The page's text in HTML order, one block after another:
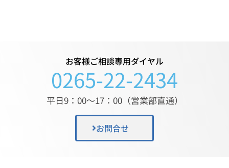
お客様ご相談専用ダイヤル
0265-22-2434
平日9：00〜17：00（営業部直通）
お問合せ